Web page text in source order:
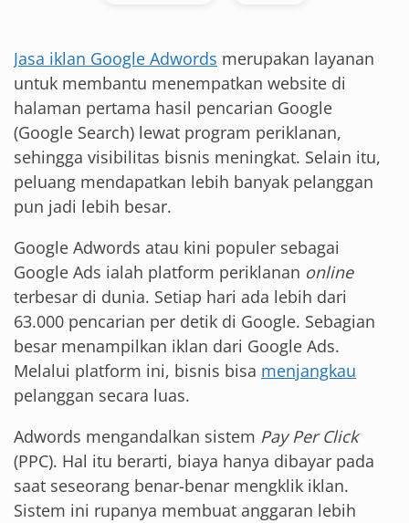
Jasa iklan Google Adwords merupakan layanan
untuk membantu menempatkan website di
halaman pertama hasil pencarian Google
(Google Search) lewat program periklanan,
sehingga visibilitas bisnis meningkat. Selain itu,
peluang mendapatkan lebih banyak pelanggan
pun jadi lebih besar.
Google Adwords atau kini populer sebagai
Google Ads ialah platform periklanan online
terbesar di dunia. Setiap hari ada lebih dari
63.000 pencarian per detik di Google. Sebagian
besar menampilkan iklan dari Google Ads.
Melalui platform ini, bisnis bisa menjangkau
pelanggan secara luas.
Adwords mengandalkan sistem Pay Per Click
(PPC). Hal itu berarti, biaya hanya dibayar pada
saat seseorang benar-benar mengklik iklan.
Sistem ini rupanya membuat anggaran lebih